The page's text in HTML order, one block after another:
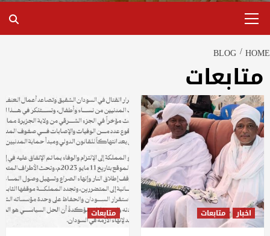
Menu
HOME
BLOG
متابعات
اخبار متابعات متابعات